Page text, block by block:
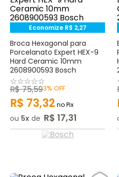
Economize R$ 2,27
Broca Hexagonal para
Porcelanato Expert HEX-9
Hard Ceramic 10mm
2608900593 Bosch
☆☆☆☆☆
R$75,593% OFF
R$ 73,32 no Pix
ou 5 de R$ 17,31